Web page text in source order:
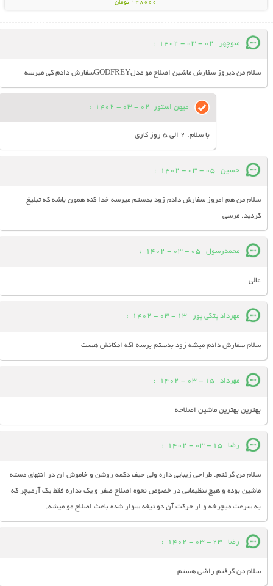
148000 تومان
منوچهر 02 - 03 - 1402
:
سلام من دیروز سفارش ماشین اصلاح مو مدلGODFREYسفارش دادم کی میرسه
میهن استور 02 - 03 - 1402
:
با سلام. 2 الی 5 روز کاری
حسین 05 - 03 - 1402
:
سلام من هم امروز سفارش دادم زود بدستم میرسه خدا کنه همون باشه که تبلیغ
کردید. مرسی
محمدرسول 05 - 03 - 1402
:
عالی
مهرداد پتکی پور 13 - 03 - 1402
:
سلام سفارش دادم میشه زود بدستم برسه اگه امکانش هست
مهرداد 15 - 03 - 1402
:
بهترین بهترین ماشین اصلاحه
رضا 15 - 03 - 1402
:
سلام من گرفتم. طراحی زیبایی داره ولی حیف دکمه روشن و خاموش ان در انتهای دسته
ماشین بوده و هیچ تنظیماتی در خصوص نحوه اصلاح صفر و یک نداره فقط یک آرمیچر که
به سرعت میچرخه و ار حرکت آن دو تیغه سوار شده باعث اصلاح مو میشه.
رضا 23 - 03 - 1402
:
سلام من گرفتم راضی هستم